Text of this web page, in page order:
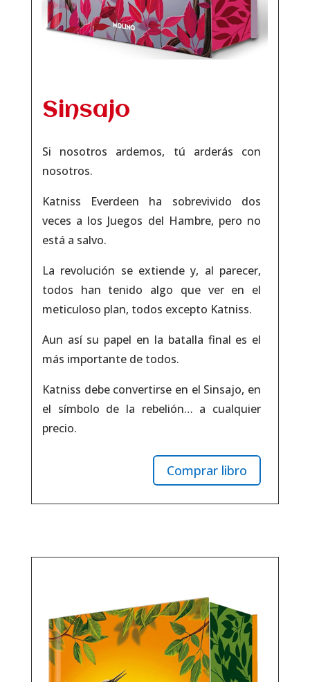
Sinsajo
Si nosotros ardemos, tú arderás
con
nosotros.
Katniss Everdeen ha sobrevivido dos
veces a los Juegos del Hambre, pero no
está a salvo.
La revolución se extiende y, al parecer,
todos han tenido algo que ver en el
meticuloso plan, todos excepto Katniss.
Aun así su papel en la batalla final es el
más importante de todos.
Katniss debe convertirse en el Sinsajo, en
el símbolo de la rebelión… a cualquier
precio.
Comprar libro